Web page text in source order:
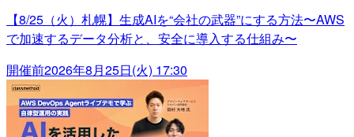
【8/25（火）札幌】生成AIを“会社の武器”にする方法〜AWS
で加速するデータ分析と、安全に導入する仕組み〜
開催前2026年8月25日(火) 17:30